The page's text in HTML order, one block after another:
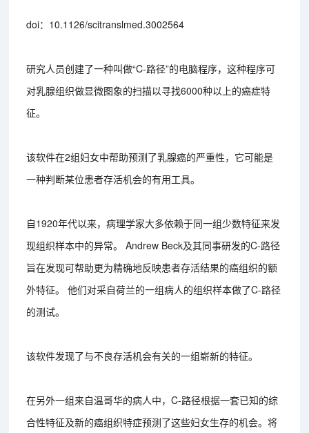
doi：10.1126/scitranslmed.3002564
研究人员创建了一种叫做“C-路径”的电脑程序，这种程序可
对乳腺组织做显微图象的扫描以寻找6000种以上的癌症特
征。
该软件在2组妇女中帮助预测了乳腺癌的严重性，它可能是
一种判断某位患者存活机会的有用工具。
自1920年代以来，病理学家大多依赖于同一组少数特征来发
现组织样本中的异常。 Andrew Beck及其同事研发的C-路径
旨在发现可帮助更为精确地反映患者存活结果的癌组织的额
外特征。 他们对采自荷兰的一组病人的组织样本做了C-路径
的测试。
该软件发现了与不良存活机会有关的一组崭新的特征。
在另外一组来自温哥华的病人中，C-路径根据一套已知的综
合性特征及新的癌组织特症预测了这些妇女生存的机会。将